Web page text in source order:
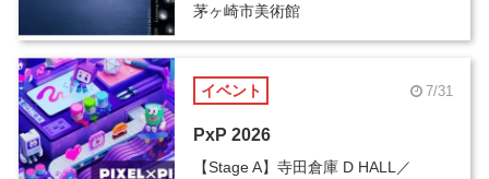
茅ヶ崎市美術館
イベント 7/31
PxP 2026
【Stage A】寺田倉庫 D HALL／